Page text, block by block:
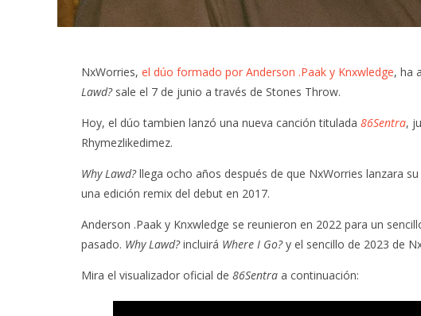
NxWorries, el dúo formado por Anderson .Paak y Knxwledge, ha
Lawd?sale el 7 de junio a través de Stones Throw.
Hoy, el dúo tambien lanzó una nueva canción titulada 86Sentra,
Rhymezlikedimez.
Why Lawd?llega ocho años después de que NxWorries lanzara su
una edición remix del debut en 2017.
Anderson .Paak y Knxwledge se reunieron en 2022 para un
pasado. Why Lawd?incluirá Where I Go?y el sencillo de 2023 de
Mira el visualizador oficial de 86Sentra a continuación: